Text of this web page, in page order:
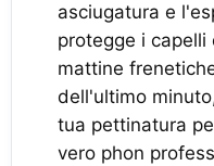
asciugatura e
protegge i
mattine
dell'ultimo
tua pettinatura
vero phon